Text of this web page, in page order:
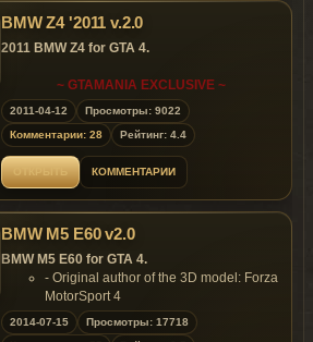
BMW Z4 '2011 v.2.0
2011 BMW Z4 for GTA 4.
~ GTAMANIA EXCLUSIVE ~
2011-04-12
Просмотры: 9022
Комментарии: 28
Рейтинг: 4.4
КОММЕНТАРИИ
BMW M5 E60 v2.0
BMW M5 E60 for GTA 4.
- Original author of the 3D model: Forza
MotorSport 4
- Converted & Edited
by Audi_a8 & Daniel_555_
2014-07-15
Просмотры: 17718